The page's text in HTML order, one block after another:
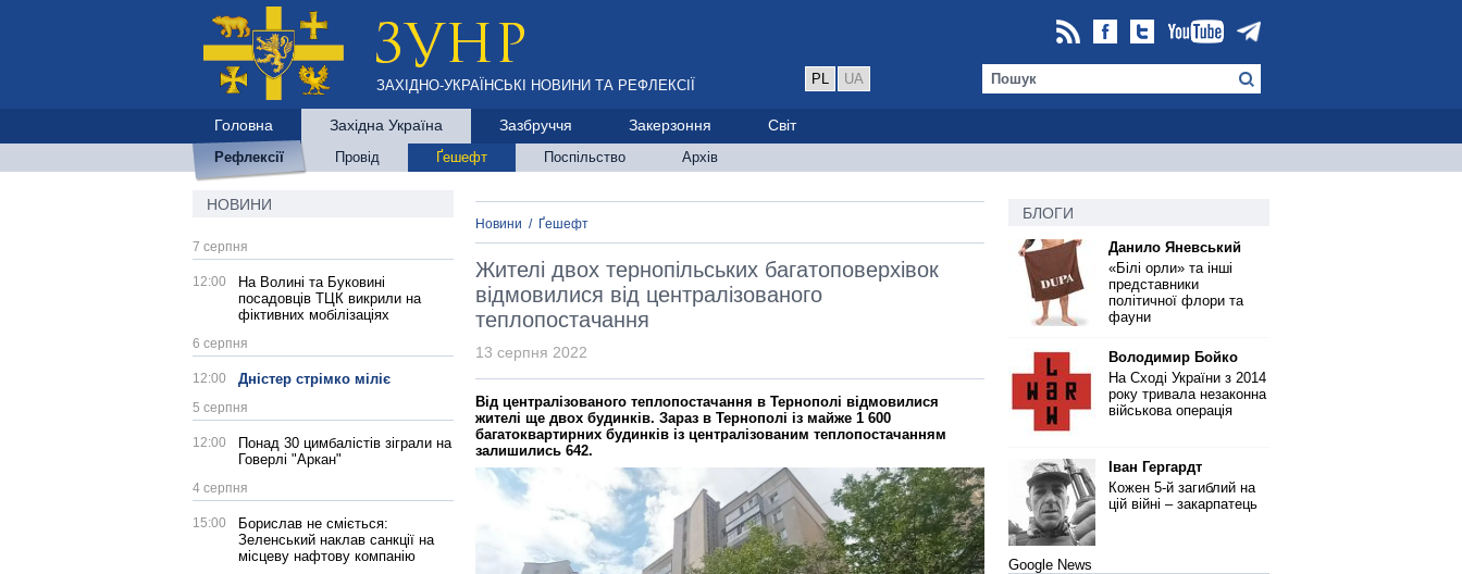
ЗАХІДНО-УКРАЇНСЬКІ НОВИНИ ТА РЕФЛЕКСІЇ PL UA
Головна Західна Україна Зазбруччя Закерзоння Світ
Рефлексії Провід Ґешефт Поспільство Архів
НОВИНИ
7 серпня
12:00
На Волині та Буковині
посадовців ТЦК викрили на
фіктивних мобілізаціях
6 серпня
12:00 Дністер стрімко міліє
5 серпня
12:00
Понад 30 цимбалістів зіграли на
Говерлі "Аркан"
4 серпня
15:00
Борислав не сміється:
Зеленський наклав санкції на
місцеву нафтову компанію
Новини / Ґешефт
Жителі двох тернопільських багатоповерхівок
відмовилися від централізованого
теплопостачання
13 серпня 2022
Від централізованого теплопостачання в Тернополі відмовилися
жителі ще двох будинків. Зараз в Тернополі із майже 1 600
багатоквартирних будинків із централізованим теплопостачанням
залишились 642.
БЛОГИ
Данило Яневський
«Білі орли» та інші
представники
політичної флори та
фауни
Володимир Бойко
На Сході України з 2014
року тривала незаконна
військова операція
Іван Гергардт
Кожен 5-й загиблий на
цій війні – закарпатець
Google News